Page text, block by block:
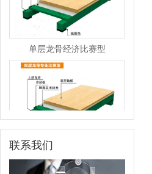
单层龙骨经济比赛型
双层龙骨专业比赛型
联系我们